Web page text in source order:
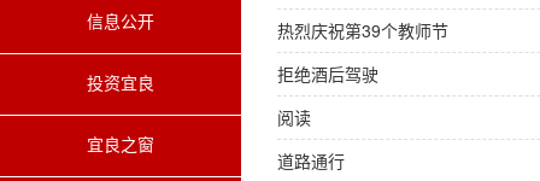
信息公开
投资宜良
宜良之窗
热烈庆祝第39个教师节
拒绝酒后驾驶
阅读
道路通行